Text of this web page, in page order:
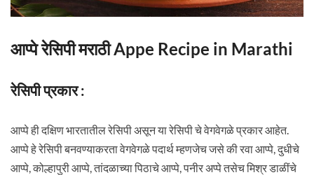
आप्पे रेसिपी मराठी Appe Recipe in Marathi
रेसिपी प्रकार :
आप्पे ही दक्षिण भारतातील रेसिपी असून या रेसिपी चे वेगवेगळे प्रकार आहेत.
आप्पे हे रेसिपी बनवण्याकरता वेगवेगळे पदार्थ म्हणजेच जसे की रवा आप्पे, दुधीचे
आप्पे, कोल्हापुरी आप्पे, तांदळाच्या पिठाचे आप्पे, पनीर अप्पे तसेच मिश्र डाळींचे